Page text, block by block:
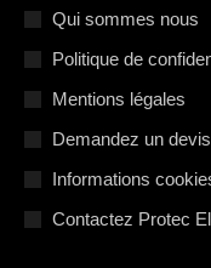
s'ouvre
nouvelle
fenêtre
s'ouvre
nouvelle
fenêtre
s'ouvre
nouvelle
fenêtre
Qui sommes nous
Politique de
Mentions légales
Demandez un devis
Informations
Contactez Protec